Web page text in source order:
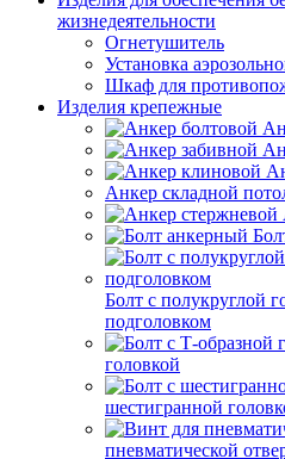
жизнедеятельности
Огнетушитель
Установка
Шкаф для
Изделия крепежные
Анкер складной
Болт с полукруглой
подголовком
головкой
шестигранной
пневматической